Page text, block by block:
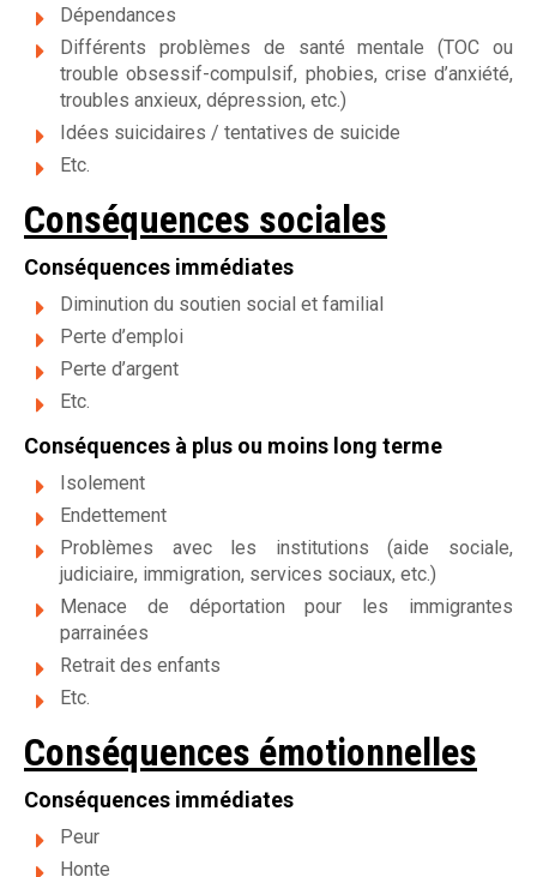
Dépendances
Différents problèmes de santé mentale (TOC ou
trouble obsessif-compulsif, phobies, crise d’anxiété,
troubles anxieux, dépression, etc.)
Idées suicidaires / tentatives de suicide
Etc.
Conséquences sociales
Conséquences immédiates
Diminution du soutien social et familial
Perte d’emploi
Perte d’argent
Etc.
Conséquences à plus ou moins long terme
Isolement
Endettement
Problèmes avec les institutions (aide sociale,
judiciaire, immigration, services sociaux, etc.)
Menace de déportation pour les immigrantes
parrainées
Retrait des enfants
Etc.
Conséquences émotionnelles
Conséquences immédiates
Peur
Honte